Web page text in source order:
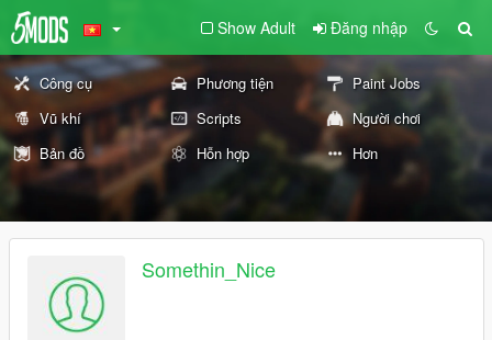
Show Adult Đăng nhập
Công cụ Phương tiện
Paint Jobs
Vũ khí
Scripts
Người chơi
Bản đồ
Hỗn hợp Hơn
Somethin_Nice